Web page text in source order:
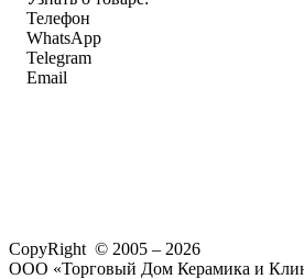
Телефон
WhatsApp
Telegram
Email
CopyRight © 2005 – 2026
ООО «Торговый Дом Керамика и